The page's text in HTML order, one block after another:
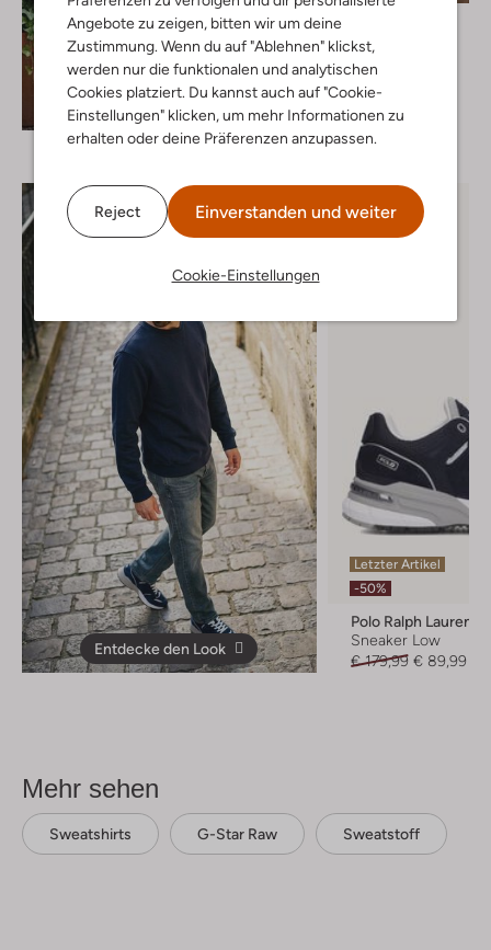
Angebote zu zeigen, bitten wir um deine
Zustimmung. Wenn du auf "Ablehnen" klickst,
werden nur die funktionalen und analytischen
Cookies platziert. Du kannst auch auf "Cookie-
Einstellungen" klicken, um mehr Informationen zu
erhalten oder deine Präferenzen anzupassen.
Reject Einverstanden und weiter
Cookie-Einstellungen
Entdecke den Look
T-shirt
€ 29,99
+ mehr farben
Entdecke den Look
Letzter Artikel
-50%
Polo Ralph Lauren
Sneaker Low
€ 179,99 € 89,99
Mehr sehen
Sweatshirts G-Star Raw Sweatstoff